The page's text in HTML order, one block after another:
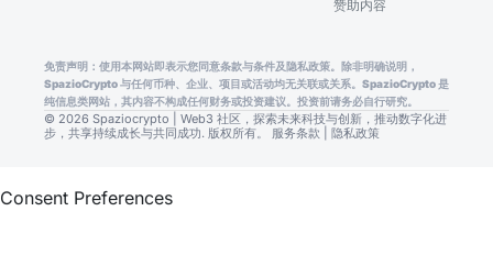
赞助内容
免责声明：使用本网站即表示您同意条款与条件及隐私政策。除非明确说明，
SpazioCrypto 与任何币种、企业、项目或活动均无关联或关系。SpazioCrypto 是
纯信息类网站，其内容不构成任何财务或投资建议。投资前请务必自行研究。
© 2026 Spaziocrypto | Web3 社区，探索未来科技与创新，推动数字化进
步，共享持续成长与共同成功. 版权所有。 服务条款 隐私政策
Consent Preferences